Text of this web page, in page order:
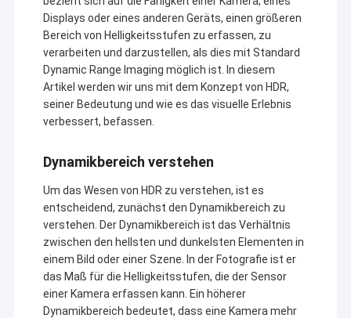
Displays oder eines anderen Geräts, einen größeren
Bereich von Helligkeitsstufen zu erfassen, zu
verarbeiten und darzustellen, als dies mit Standard
Dynamic Range Imaging möglich ist. In diesem
Artikel werden wir uns mit dem Konzept von HDR,
seiner Bedeutung und wie es das visuelle Erlebnis
verbessert, befassen.
Dynamikbereich verstehen
Um das Wesen von HDR zu verstehen, ist es
entscheidend, zunächst den Dynamikbereich zu
verstehen. Der Dynamikbereich ist das Verhältnis
zwischen den hellsten und dunkelsten Elementen in
einem Bild oder einer Szene. In der Fotografie ist er
das Maß für die Helligkeitsstufen, die der Sensor
einer Kamera erfassen kann. Ein höherer
Dynamikbereich bedeutet, dass eine Kamera mehr